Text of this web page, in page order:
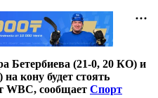
Бетербиева (21-0, 20 КО) и
кону будет стоять
WBC, сообщает Спорт